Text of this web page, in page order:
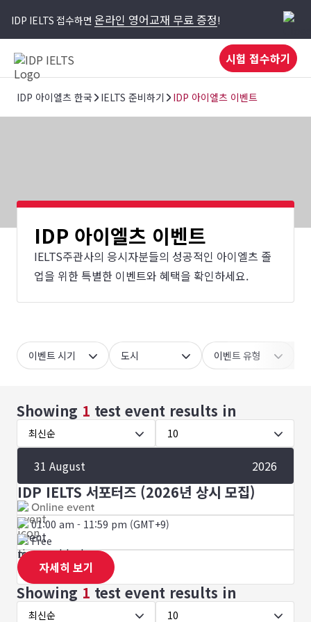
IDP IELTS 접수하면 온라인 영어교재 무료 증정!
시험 접수하기
IDP 아이엘츠 한국 IELTS 준비하기 IDP 아이엘츠 이벤트
IDP 아이엘츠 이벤트
IELTS주관사의 응시자분들의 성공적인 아이엘츠 졸
업을 위한 특별한 이벤트와 혜택을 확인하세요.
이벤트 시기 도시 이벤트 유형
Showing 1 test event results in
최신순 10
31 August 2026
IDP IELTS 서포터즈 (2026년 상시 모집)
Online event
01:00 am - 11:59 pm (GMT+9)
Free
자세히 보기
Showing 1 test event results in
최신순 10